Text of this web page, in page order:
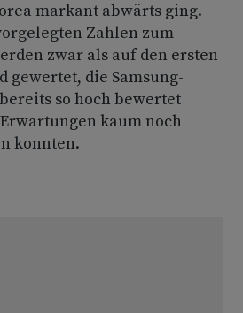
markant abwärts ging.
Zahlen zum
zwar als auf den ersten
gewertet, die Samsung-
so hoch bewertet
kaum noch
konnten.